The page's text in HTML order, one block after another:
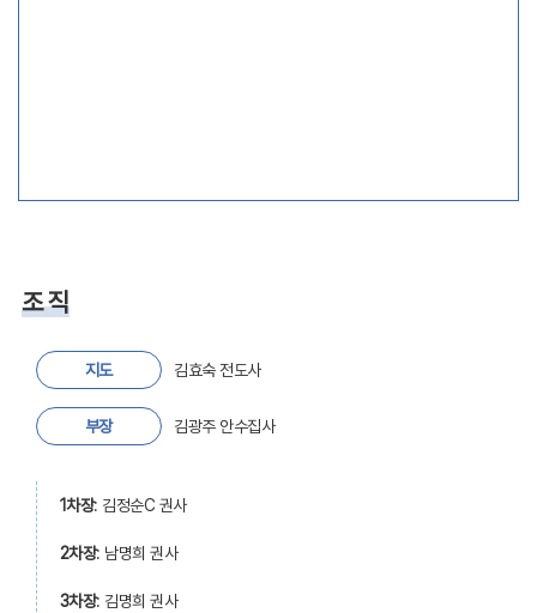
조 직
지도 김효숙 전도사
부장 김광주 안수집사
1차장: 김정순C 권사
2차장: 남명희 권사
3차장: 김명희 권사